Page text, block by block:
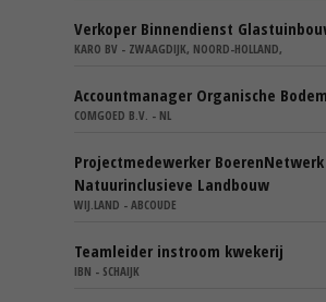
Verkoper Binnendienst
KARO BV - ZWAAGDIJK, NOORD-HOLLAND,
Accountmanager Organische
COMGOED B.V. - NL
Projectmedewerker
Natuurinclusieve Landbouw
WIJ.LAND - ABCOUDE
Teamleider instroom kwekerij
IBN - SCHAIJK